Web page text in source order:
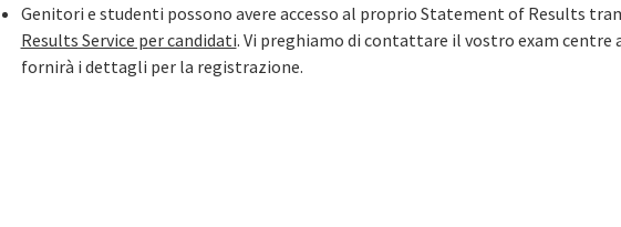
Genitori e studenti possono avere accesso al proprio Statement of Results
Results Service per candidati. Vi preghiamo di contattare il vostro exam centre
fornirà i dettagli per la registrazione.